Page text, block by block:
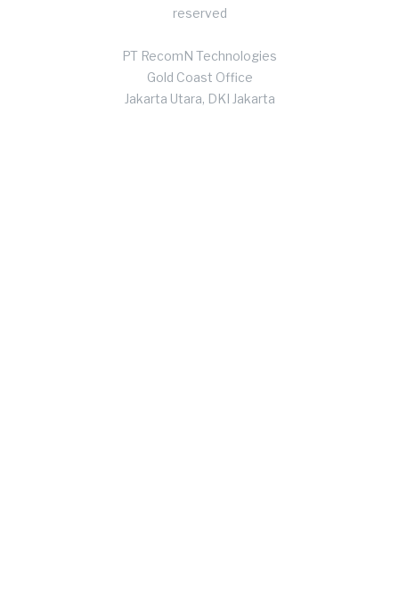
reserved
PT RecomN Technologies
Gold Coast Office
Jakarta Utara, DKI Jakarta